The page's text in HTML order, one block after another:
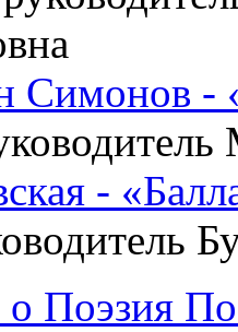
Симонов
-
о Поэзия